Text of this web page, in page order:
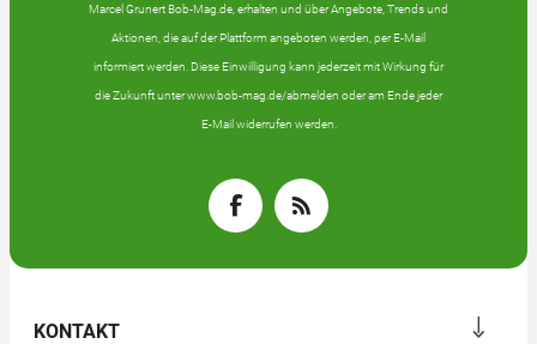
Marcel Grunert Bob-Mag.de, erhalten und über Angebote, Trends und
Aktionen, die auf der Plattform angeboten werden, per E-Mail
informiert werden. Diese Einwilligung kann jederzeit mit Wirkung für
die Zukunft unter www.bob-mag.de/abmelden oder am Ende jeder
E-Mail widerrufen werden.
KONTAKT